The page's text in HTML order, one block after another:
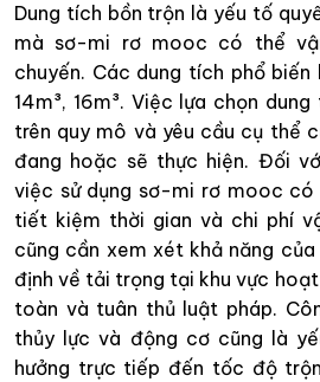
Dung tích bồn trộn là yếu tố
mà sơ-mi rơ mooc có thể
chuyến. Các dung tích phổ biến
14m³, 16m³. Việc lựa chọn
trên quy mô và yêu cầu cụ thể
đang hoặc sẽ thực hiện. Đối
việc sử dụng sơ-mi rơ mooc có
tiết kiệm thời gian và chi phí
cũng cần xem xét khả năng
định về tải trọng tại khu vực
toàn và tuân thủ luật pháp.
thủy lực và động cơ cũng là
hưởng trực tiếp đến tốc độ